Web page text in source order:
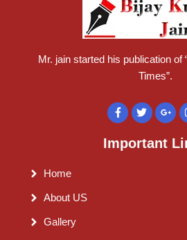
Mr. jain started his publication of
Times”.
Important
Home
About US
Gallery